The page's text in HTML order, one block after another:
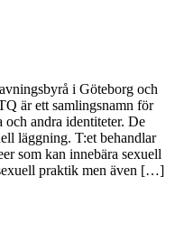
i Göteborg och
är ett samlingsnamn för
och andra identiteter. De
läggning. T:et behandlar
som kan innebära sexuell
praktik men även […]